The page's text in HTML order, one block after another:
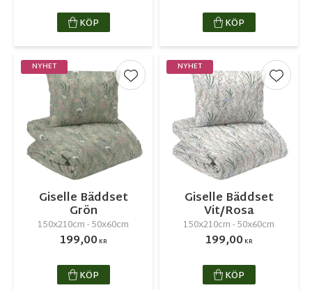
KÖP KÖP
Giselle Bäddset
Grön
150x210cm - 50x60cm
199,00KR
NYHET
Lägg till i favoriter
KÖP
Giselle Bäddset
Vit/Rosa
150x210cm - 50x60cm
199,00KR
NYHET
Lägg
KÖP